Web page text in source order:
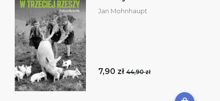
Jan Mohnhaupt
7,90 zł 44,90 zł